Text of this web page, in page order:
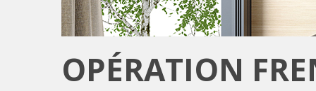
OPÉRATION